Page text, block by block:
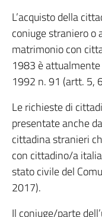
L’acquisto della
coniuge straniero o
matrimonio con
1983 è
1992 n. 91 (artt. 5,
Le richieste di
presentate anche
cittadina stranieri
con cittadino/a
stato civile del
2017).
Il coniuge/parte